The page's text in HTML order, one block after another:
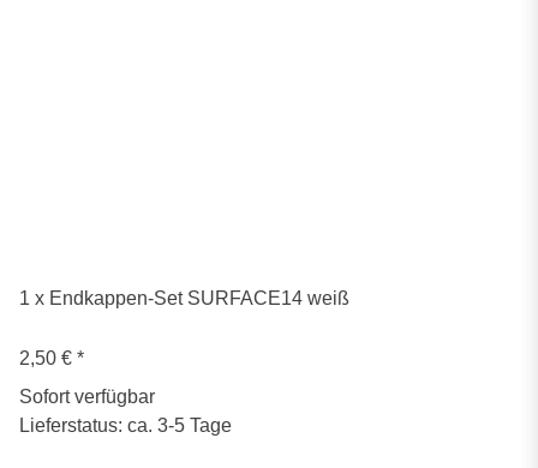
1 x Endkappen-Set SURFACE14 weiß
2,50 € *
Sofort verfügbar
Lieferstatus: ca. 3-5 Tage